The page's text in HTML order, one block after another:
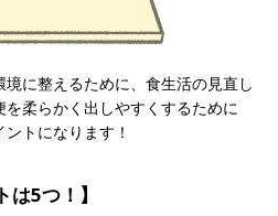
に整えるために、食生活の見直し
柔らかく出しやすくするために
トになります！
は5つ！】